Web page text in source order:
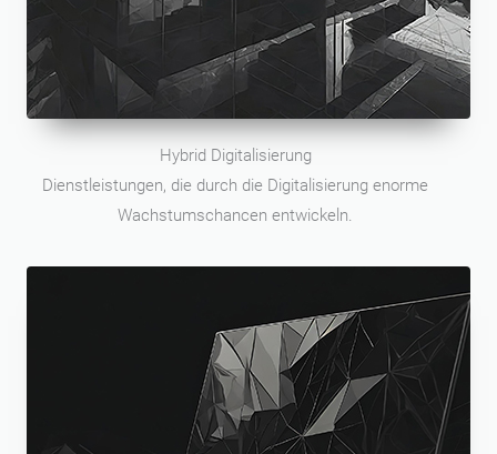
Hybrid Digitalisierung
Dienstleistungen, die durch die Digitalisierung enorme
Wachstumschancen entwickeln.